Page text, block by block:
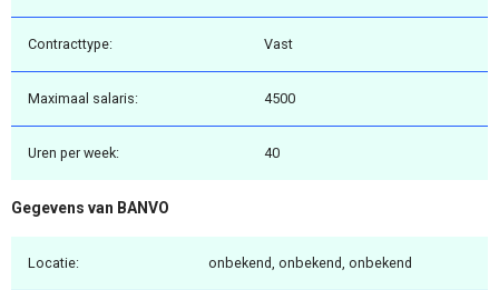
Contracttype: Vast
Maximaal salaris: 4500
Uren per week: 40
Gegevens van BANVO
Locatie: onbekend, onbekend, onbekend